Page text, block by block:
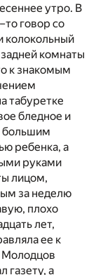
утро. В
говор со
колокольный
комнаты
к знакомым
табуретке
бледное и
большим
ребенка, а
руками
лицом,
за неделю
плохо
лет,
ее к
Молодцов
газету, а